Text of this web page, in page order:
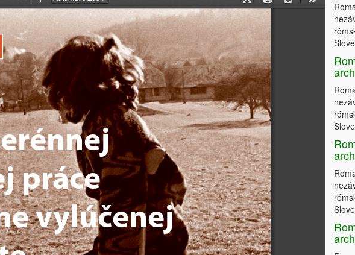
Presentation
Mode
Print Download
Tools
Zoom
Out
Zoom
In
práce
vylúčenej